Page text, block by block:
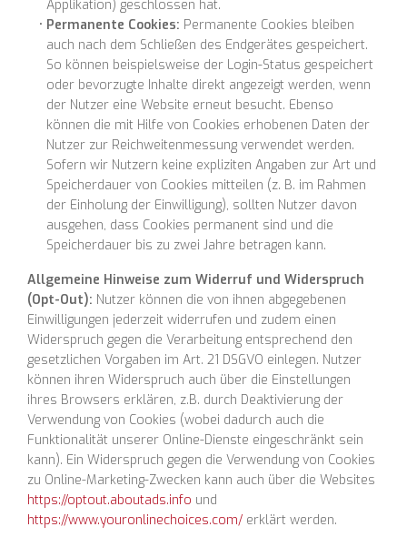
Applikation) geschlossen hat.
Permanente Cookies: Permanente Cookies bleiben
auch nach dem Schließen des Endgerätes gespeichert.
So können beispielsweise der Login-Status gespeichert
oder bevorzugte Inhalte direkt angezeigt werden, wenn
der Nutzer eine Website erneut besucht. Ebenso
können die mit Hilfe von Cookies erhobenen Daten der
Nutzer zur Reichweitenmessung verwendet werden.
Sofern wir Nutzern keine expliziten Angaben zur Art und
Speicherdauer von Cookies mitteilen (z. B. im Rahmen
der Einholung der Einwilligung), sollten Nutzer davon
ausgehen, dass Cookies permanent sind und die
Speicherdauer bis zu zwei Jahre betragen kann.
Allgemeine Hinweise zum Widerruf und Widerspruch
(Opt-Out): Nutzer können die von ihnen abgegebenen
Einwilligungen jederzeit widerrufen und zudem einen
Widerspruch gegen die Verarbeitung entsprechend den
gesetzlichen Vorgaben im Art. 21 DSGVO einlegen. Nutzer
können ihren Widerspruch auch über die Einstellungen
ihres Browsers erklären, z.B. durch Deaktivierung der
Verwendung von Cookies (wobei dadurch auch die
Funktionalität unserer Online-Dienste eingeschränkt sein
kann). Ein Widerspruch gegen die Verwendung von Cookies
zu Online-Marketing-Zwecken kann auch über die Websites
https://optout.aboutads.info und
https://www.youronlinechoices.com/ erklärt werden.